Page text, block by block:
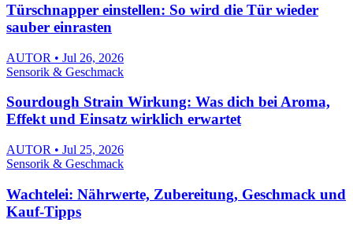
Türschnapper einstellen: So wird die Tür wieder
sauber einrasten
AUTOR • Jul 26, 2026
Sensorik & Geschmack
Sourdough Strain Wirkung: Was dich bei Aroma,
Effekt und Einsatz wirklich erwartet
AUTOR • Jul 25, 2026
Sensorik & Geschmack
Wachtelei: Nährwerte, Zubereitung, Geschmack und
Kauf-Tipps